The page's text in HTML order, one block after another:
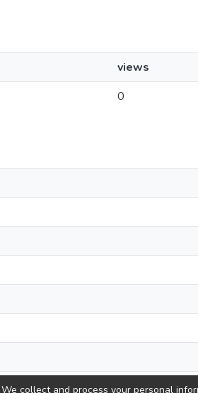
views
0
We collect and process your personal